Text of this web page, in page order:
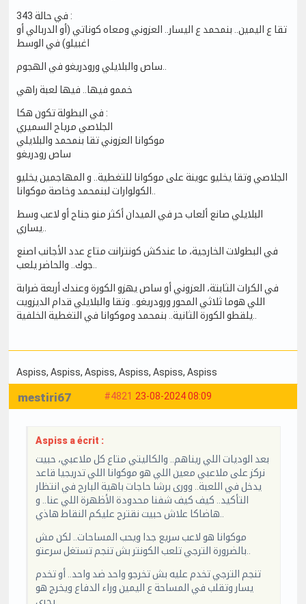
في حالة 343 :
تقا ع اليمين.. بنمحمد ع اليسار.. العزوني ومعاه كوناتي (أو الدربالي أو
اغبيلو) في الوسط
خممو فيها.. فيها لعبة راهي
في البطولة تكون هكا :
الجلاصي مرياح السميري
موكوانا العزوني تقا بنمحمد والبلايلي
ساص رودريغو
الجلاصي وتقا يخليو عوينة على موكوانا للتغطية.. و المهاجمين يخليو
البلايلي صانع ألعاب حر في الميدان أكثر منو جناح أو لاعب وسط
في البطولات الخارجية، ما عندكش كونترانت متاع عدد الأجانب اصنع
في الكرات الثابتة، العزوني أو ساص يهزو الكورة وعندك أربعة ضرابة
اللي هوما ثلاثي المحور ورودريغو.. وتقا والبلايلي قدام الديزويت
Aspiss, Aspiss, Aspiss, Aspiss, Aspiss, Aspiss
#4821 23-08-2024 08:09
mestiri67
Aspiss a écrit :
بعد الوديات اللي ريناهم.. والكاليتي متاع كل ملاعبي، حبيت
نركز على ملاعبي معين اللي هو موكوانا اللي تدريجيا قاعد
يدخل في اللعبة.. وورى برشا حاجات باهية البارح في انتظار
التأكيد.. كيف كيف شفنا محدودة الأظهرة اللي عنا.. و
موكوانا هو لاعب سريع جدا ويحب المساحات.. لكن مش
تنجم الترجي تخدم عليه بش تخرجو واحد ضد واحد.. أو تخدم
يسار وتقلب في المساحة ع اليمين وراء الدفاع ويخرج هو